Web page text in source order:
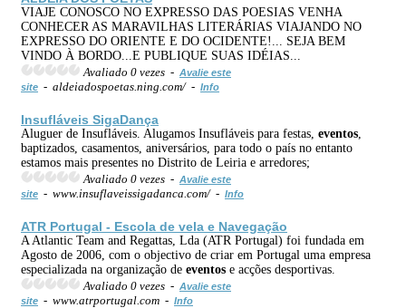
VIAJE CONOSCO NO EXPRESSO DAS POESIAS VENHA
CONHECER AS MARAVILHAS LITERÁRIAS VIAJANDO NO
EXPRESSO DO ORIENTE E DO OCIDENTE!... SEJA BEM
VINDO À BORDO...E PUBLIQUE SUAS IDÉIAS...
Avaliado 0 vezes - Avalie este
site - aldeiadospoetas.ning.com/ - Info
Insufláveis SigaDança
Aluguer de Insufláveis. Alugamos Insufláveis para festas, eventos
baptizados, casamentos, aniversários, para todo o país no entanto
estamos mais presentes no Distrito de Leiria e arredores;
Avaliado 0 vezes - Avalie este
site - www.insuflaveissigadanca.com/ - Info
ATR Portugal - Escola de vela e Navegação
A Atlantic Team and Regattas, Lda (ATR Portugal) foi fundada em
Agosto de 2006, com o objectivo de criar em Portugal uma empresa
especializada na organização de eventos e acções desportivas.
Avaliado 0 vezes - Avalie este
site - www.atrportugal.com - Info